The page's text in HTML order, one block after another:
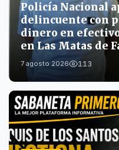
Policía Nacional
delincuente con
dinero en
en Las Matas de
7 agosto 2026 113